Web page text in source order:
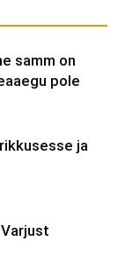
samm on
pole
ja